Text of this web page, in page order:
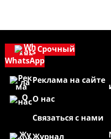
Срочный
WhatsApp
Реклама на сайте
О нас
Связаться с нами
Журнал